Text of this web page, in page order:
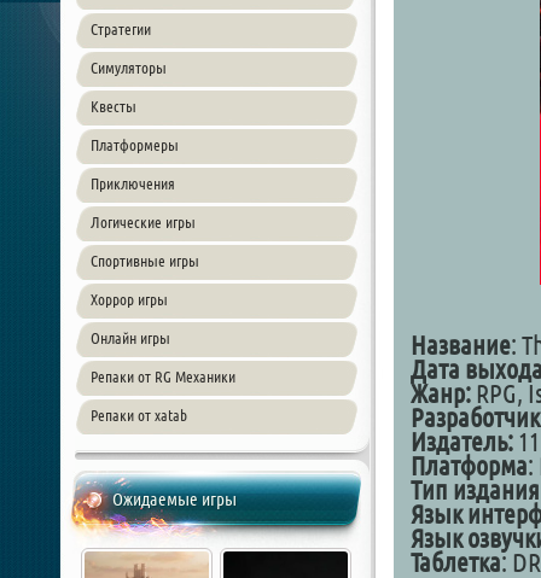
Стратегии
Симуляторы
Квесты
Платформеры
Приключения
Логические игры
Спортивные игры
Хоррор игры
Онлайн игры
Репаки от RG Механики
Репаки от xatab
Ожидаемые игры
Название:
Дата
Жанр: RPG,
Издатель:
Платформа:
Тип
Язык
Язык
Таблетка: